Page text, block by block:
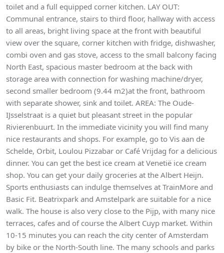
toilet and a full equipped corner kitchen. LAY OUT:
Communal entrance, stairs to third floor, hallway with access
to all areas, bright living space at the front with beautiful
view over the square, corner kitchen with fridge, dishwasher,
combi oven and gas stove, access to the small balcony facing
North East, spacious master bedroom at the back with
storage area with connection for washing machine/dryer,
second smaller bedroom (9.44 m2)at the front, bathroom
with separate shower, sink and toilet. AREA: The Oude-
IJsselstraat is a quiet but pleasant street in the popular
Rivierenbuurt. In the immediate vicinity you will find many
nice restaurants and shops. For example, go to Vis aan de
Schelde, Orbit, Loulou Pizzabar or Café Vrijdag for a delicious
dinner. You can get the best ice cream at Venetië ice cream
shop. You can get your daily groceries at the Albert Heijn.
Sports enthusiasts can indulge themselves at TrainMore and
Basic Fit. Beatrixpark and Amstelpark are suitable for a nice
walk. The house is also very close to the Pijp, with many nice
terraces, cafes and of course the Albert Cuyp market. Within
10-15 minutes you can reach the city center of Amsterdam
by bike or the North-South line. The many schools and parks